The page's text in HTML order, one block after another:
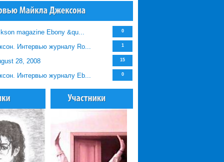
magazine Ebony &qu... 0
Интервью журналу Ro... 1
28, 2008 15
Интервью журналу Eb... 0